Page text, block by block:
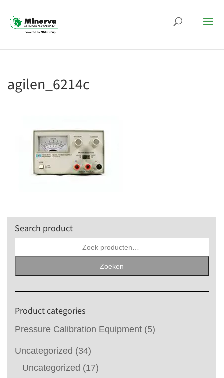
agilen_6214c
Search product
Zoeken
Product categories
Pressure Calibration Equipment (5)
Uncategorized (34)
Uncategorized (17)